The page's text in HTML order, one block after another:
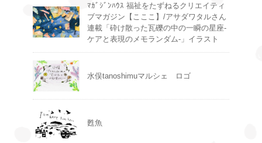
ﾏｶﾞｼﾞﾝﾊｳｽ 福祉をたずねるクリエイティ
ブマガジン【こここ】/アサダワタルさん
連載「砕け散った瓦礫の中の一瞬の星座-
ケアと表現のメモランダム-」イラスト
水俣tanoshimuマルシェ ロゴ
甦魚